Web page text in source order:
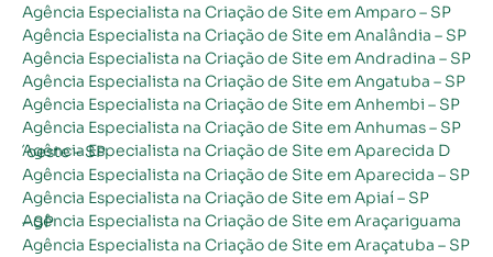
Agência Especialista na Criação de Site em Amparo – SP
Agência Especialista na Criação de Site em Analândia – SP
Agência Especialista na Criação de Site em Andradina – SP
Agência Especialista na Criação de Site em Angatuba – SP
Agência Especialista na Criação de Site em Anhembi – SP
Agência Especialista na Criação de Site em Anhumas – SP
Agência Especialista na Criação de Site em Aparecida D´oeste – SP
Agência Especialista na Criação de Site em Aparecida – SP
Agência Especialista na Criação de Site em Apiaí – SP
Agência Especialista na Criação de Site em Araçariguama – SP
Agência Especialista na Criação de Site em Araçatuba – SP